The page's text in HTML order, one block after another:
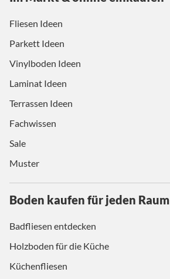
Fliesen Ideen
Parkett Ideen
Vinylboden Ideen
Laminat Ideen
Terrassen Ideen
Fachwissen
Sale
Muster
Boden kaufen für jeden Raum
Badfliesen entdecken
Holzboden für die Küche
Küchenfliesen